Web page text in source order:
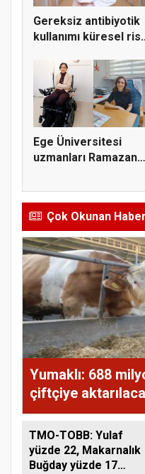
Gereksiz antibiyotik
kullanımı küresel
Ege Üniversitesi
uzmanları Ramazan
Çok Okunan
Yumaklı: 688
çiftçiye
TMO-TOBB: Yulaf
yüzde 22, Makarnalık
Buğday yüzde 17